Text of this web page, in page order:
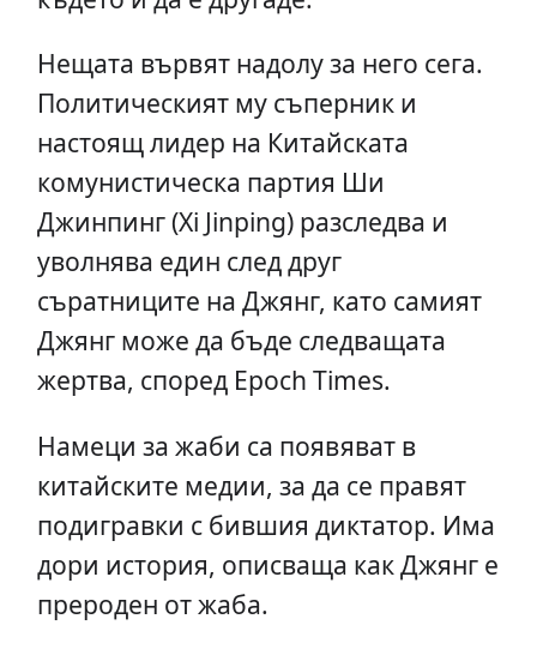
Нещата вървят надолу за него сега.
Политическият му съперник и
настоящ лидер на Китайската
комунистическа партия Ши
Джинпинг (Xi Jinping) разследва и
уволнява един след друг
съратниците на Джянг, като самият
Джянг може да бъде следващата
жертва, според Epoch Times.
Намеци за жаби са появяват в
китайските медии, за да се правят
подигравки с бившия диктатор. Има
дори история, описваща как Джянг е
прероден от жаба.